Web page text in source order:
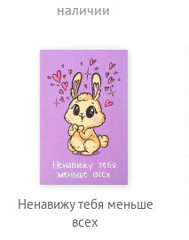
наличии
Ненавижу тебя меньше
всех